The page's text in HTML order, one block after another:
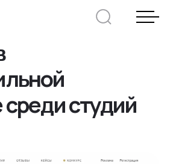
Дмитрий Хоружко
CEO Nineseven
заявку
студий